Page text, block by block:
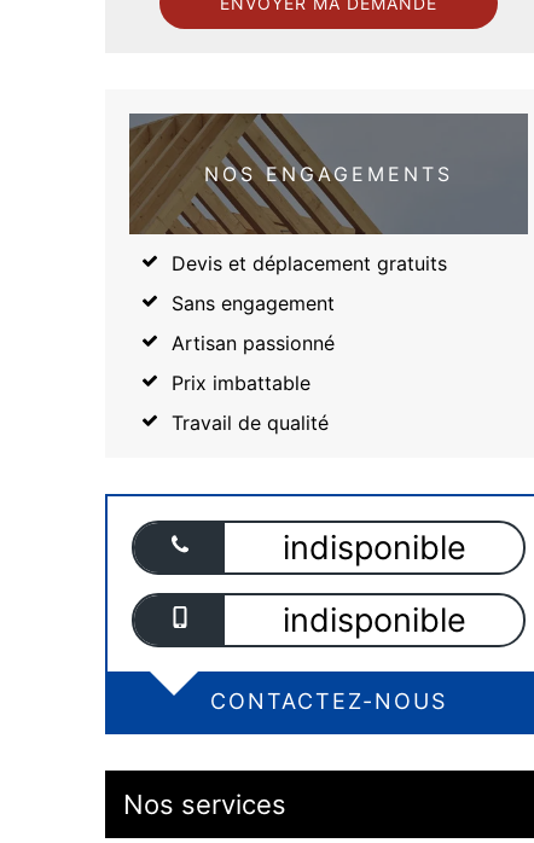
NOS ENGAGEMENTS
Devis et déplacement gratuits
Sans engagement
Artisan passionné
Prix imbattable
Travail de qualité
indisponible
indisponible
CONTACTEZ-NOUS
Nos services